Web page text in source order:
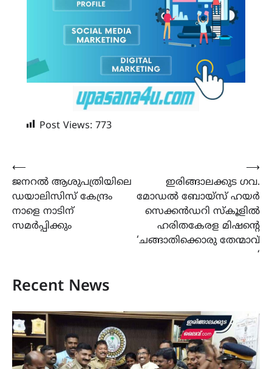
Post Views: 773
Post
navigation
⟵
ജനറൽ ആശുപത്രിയിലെ
ഡയാലിസിസ് കേന്ദ്രം
നാളെ നാടിന്
സമർപ്പിക്കും
ഇരിങ്ങാലക്കുട ഗവ.
മോഡൽ ബോയ്സ് ഹയർ
സെക്കൻഡറി സ്കൂളിൽ
ഹരിതകേരള മിഷന്റെ
‘ചങ്ങാതിക്കൊരു തേന്മാവ്
‘
⟶
Recent News